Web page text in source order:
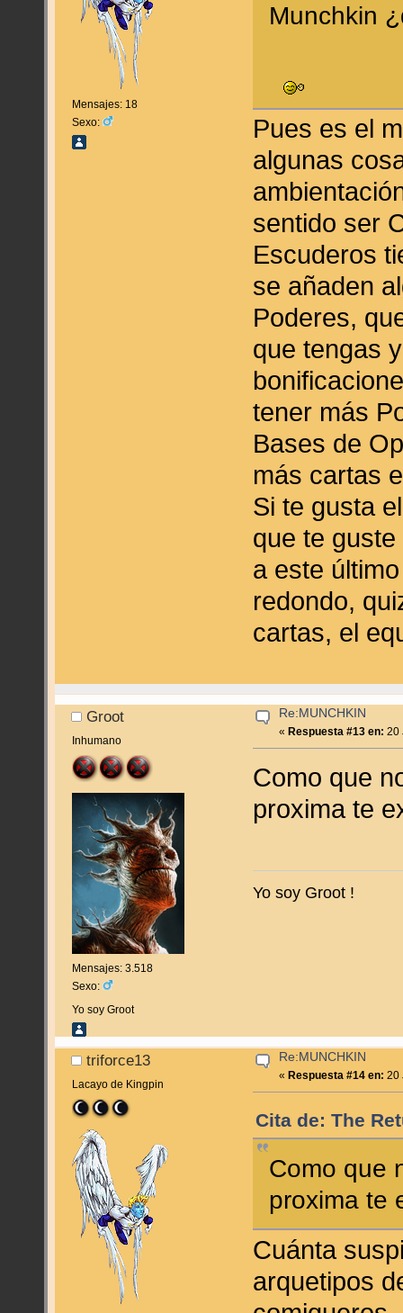
Mensajes: 18
Sexo:
Munchkin
Pues es el
algunas
sentido ser
Escuderos
se añaden
Poderes,
que tengas
tener más
Bases de
más cartas
Si te gusta
que te
a este
redondo,
cartas, el
Groot
Inhumano
Mensajes: 3.518
Sexo:
Yo soy Groot
Re:MUNCHKIN
«Respuesta #13 en: 20
Como que
proxima te
Yo soy Groot !
triforce13
Lacayo de Kingpin
Re:MUNCHKIN
« Respuesta #14 en: 20
Cita de: The
Como que
proxima te
Cuánta
arquetipos